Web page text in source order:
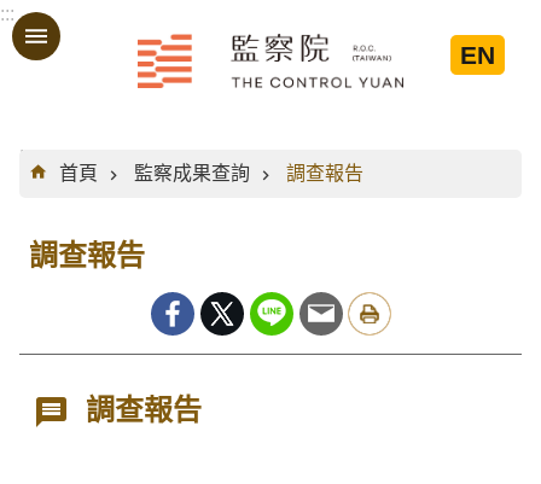
跳到主要內容區塊
:::
EN
:::
首頁
監察成果查詢 調查報告
調查報告
調查報告